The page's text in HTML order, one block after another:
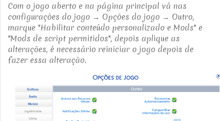
Com o jogo aberto e na página principal vá nas
configurações do jogo → Opções do jogo → Outro,
marque "Habilitar conteúdo personalizado e Mods" e
"Mods de script permitidos", depois aplique as
alterações, é necessário reiniciar o jogo depois de
fazer essa alteração.